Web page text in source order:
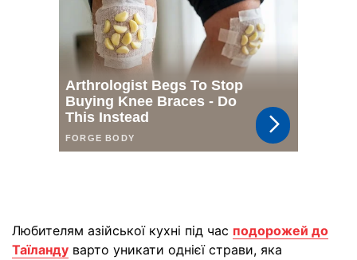
Любителям азійської кухні під час подорожей до
Таїланду варто уникати однієї страви, яка